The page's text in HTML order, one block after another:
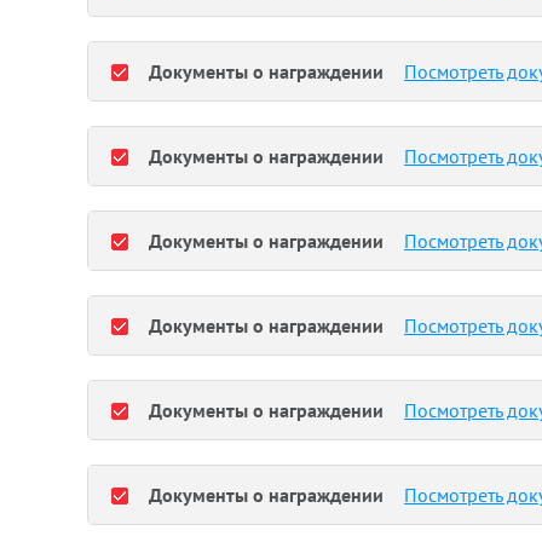
Документы о награждении Посмотреть
Документы о награждении Посмотреть
Документы о награждении Посмотреть
Документы о награждении Посмотреть
Документы о награждении Посмотреть
Документы о награждении Посмотреть